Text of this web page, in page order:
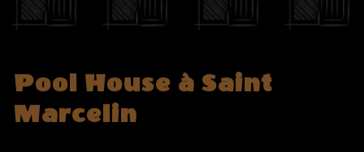
Pool House à Saint
Marcelin